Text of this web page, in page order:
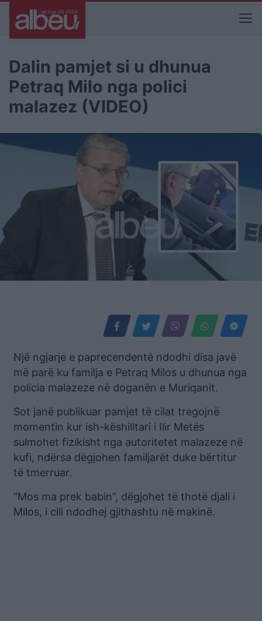
Dalin pamjet si u dhunua
Petraq Milo nga polici
malazez (VIDEO)
Një ngjarje e paprecendentë ndodhi disa javë
më parë ku familja e Petraq Milos u dhunua nga
policia malazeze në doganën e Muriqanit.
Sot janë publikuar pamjet të cilat tregojnë
momentin kur ish-këshilltari i Ilir Metës
sulmohet fizikisht nga autoritetet malazeze në
kufi, ndërsa dëgjohen familjarët duke bërtitur
të tmerruar.
“Mos ma prek babin”, dëgjohet të thotë djali i
Milos, i cili ndodhej gjithashtu në makinë.